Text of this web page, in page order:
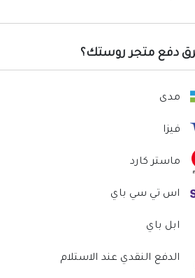
دفع متجر روستك؟
مدى
فيزا
ماستر كارد
اس تي سي باي
ابل باي
الدفع النقدي عند الاستلام